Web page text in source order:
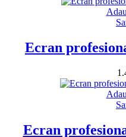
Ecran
Ecran